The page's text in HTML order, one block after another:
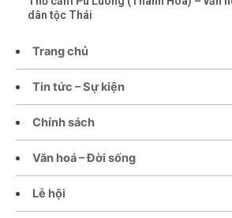
Trang chủ
Tin tức – Sự kiện
Chính sách
Văn hoá – Đời sống
Lễ hội
dân tộc Thái